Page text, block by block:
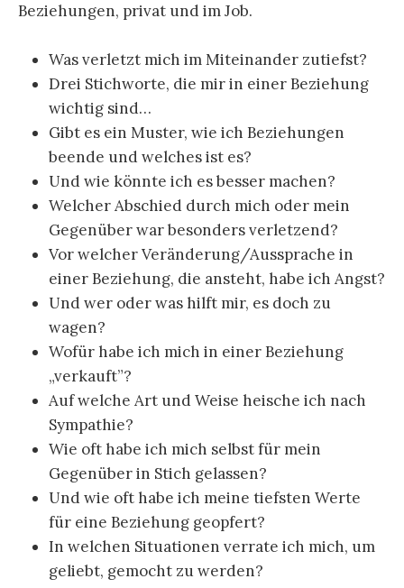
Beziehungen, privat und im Job.
Was verletzt mich im Miteinander zutiefst?
Drei Stichworte, die mir in einer Beziehung
wichtig sind…
Gibt es ein Muster, wie ich Beziehungen
beende und welches ist es?
Und wie könnte ich es besser machen?
Welcher Abschied durch mich oder mein
Gegenüber war besonders verletzend?
Vor welcher Veränderung/Aussprache in
einer Beziehung, die ansteht, habe ich Angst?
Und wer oder was hilft mir, es doch zu
wagen?
Wofür habe ich mich in einer Beziehung
„verkauft”?
Auf welche Art und Weise heische ich nach
Sympathie?
Wie oft habe ich mich selbst für mein
Gegenüber in Stich gelassen?
Und wie oft habe ich meine tiefsten Werte
für eine Beziehung geopfert?
In welchen Situationen verrate ich mich, um
geliebt, gemocht zu werden?